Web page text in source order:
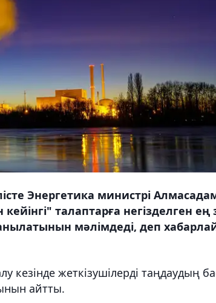
Энергетика министрі
талаптарға негізделген
мәлімдеді, деп
кезінде жеткізушілерді таңдаудың
айтты.